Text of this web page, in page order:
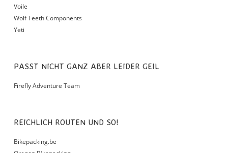
Voile
Wolf Teeth Components
Yeti
PASST NICHT GANZ ABER LEIDER GEIL
Firefly Adventure Team
REICHLICH ROUTEN UND SO!
Bikepacking.be